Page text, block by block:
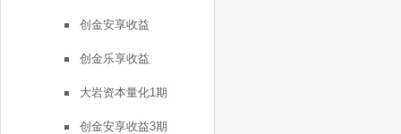
创金安享收益
创金乐享收益
大岩资本量化1期
创金安享收益3期